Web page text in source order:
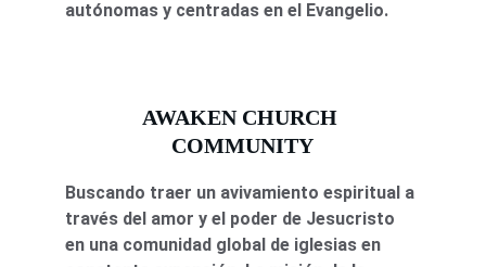
autónomas y centradas en el Evangelio.
AWAKEN CHURCH
COMMUNITY
Buscando traer un avivamiento espiritual a
través del amor y el poder de Jesucristo
en una comunidad global de iglesias en